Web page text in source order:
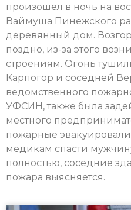
произошел в ночь на
Ваймуша Пинежского
деревянный дом.
поздно, из-за этого
строениям. Огонь
Карпогор и соседней
ведомственного
УФСИН, также была
местного
пожарные эвакуировали
медикам спасти
полностью, соседние
пожара выясняется.